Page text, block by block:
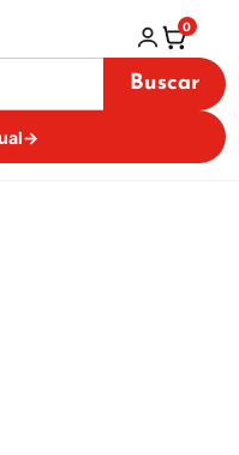
Buscar
→
0